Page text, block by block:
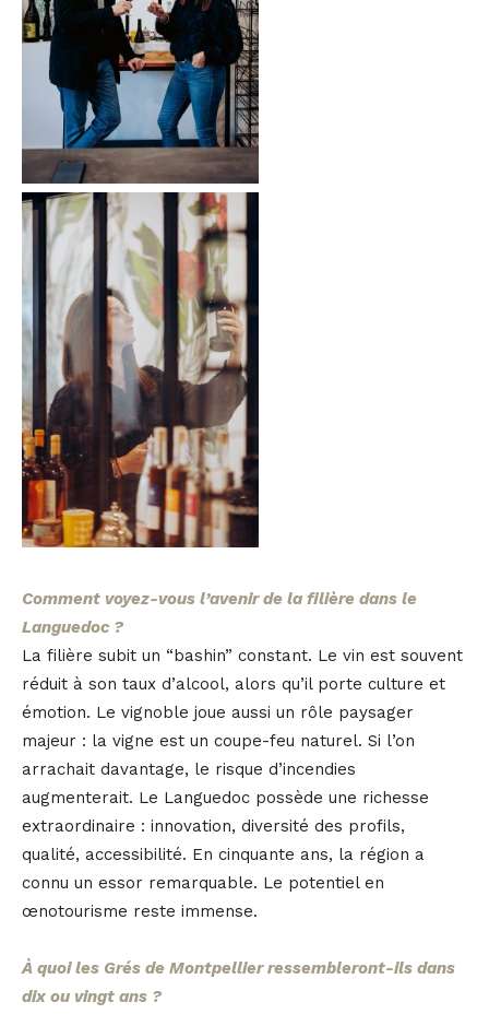
Comment voyez-vous l’avenir de la filière dans le
Languedoc ?
La filière subit un “bashin” constant. Le vin est souvent
réduit à son taux d’alcool, alors qu’il porte culture et
émotion. Le vignoble joue aussi un rôle paysager
majeur : la vigne est un coupe-feu naturel. Si l’on
arrachait davantage, le risque d’incendies
augmenterait. Le Languedoc possède une richesse
extraordinaire : innovation, diversité des profils,
qualité, accessibilité. En cinquante ans, la région a
connu un essor remarquable. Le potentiel en
œnotourisme reste immense.
À quoi les Grés de Montpellier ressembleront-ils dans
dix ou vingt ans ?